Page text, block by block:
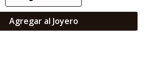
Agregar al Joyero